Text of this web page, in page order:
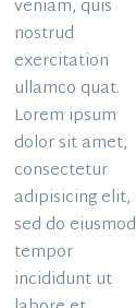
veniam, quis
nostrud
exercitation
ullamco quat.
Lorem ipsum
dolor sit amet,
consectetur
adipisicing elit,
sed do eiusmod
tempor
incididunt ut